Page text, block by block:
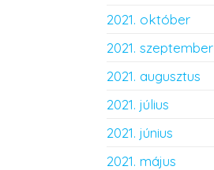
2021. október
2021. szeptember
2021. augusztus
2021. július
2021. június
2021. május